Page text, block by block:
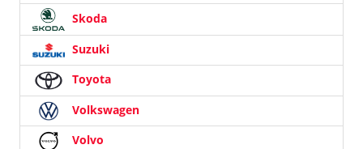
Skoda
Suzuki
Toyota
Volkswagen
Volvo